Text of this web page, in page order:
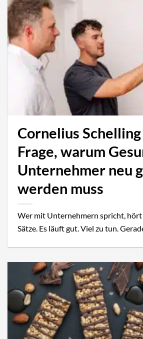
Cornelius
Frage, warum
Unternehmer neu
werden muss
Wer mit Unternehmern spricht,
Sätze. Es läuft gut. Viel zu tun.